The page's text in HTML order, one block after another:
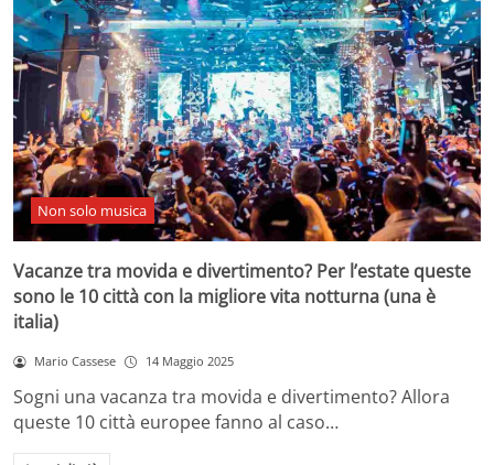
Non solo musica
Vacanze tra movida e divertimento? Per l’estate queste
sono le 10 città con la migliore vita notturna (una è
italia)
Mario Cassese 14 Maggio 2025
Sogni una vacanza tra movida e divertimento? Allora
queste 10 città europee fanno al caso…